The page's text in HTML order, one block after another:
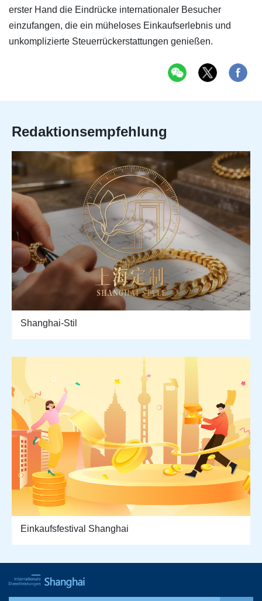
erster Hand die Eindrücke internationaler Besucher
einzufangen, die ein müheloses Einkaufserlebnis und
unkomplizierte Steuerrückerstattungen genießen.
Redaktionsempfehlung
Shanghai-Stil
Einkaufsfestival Shanghai